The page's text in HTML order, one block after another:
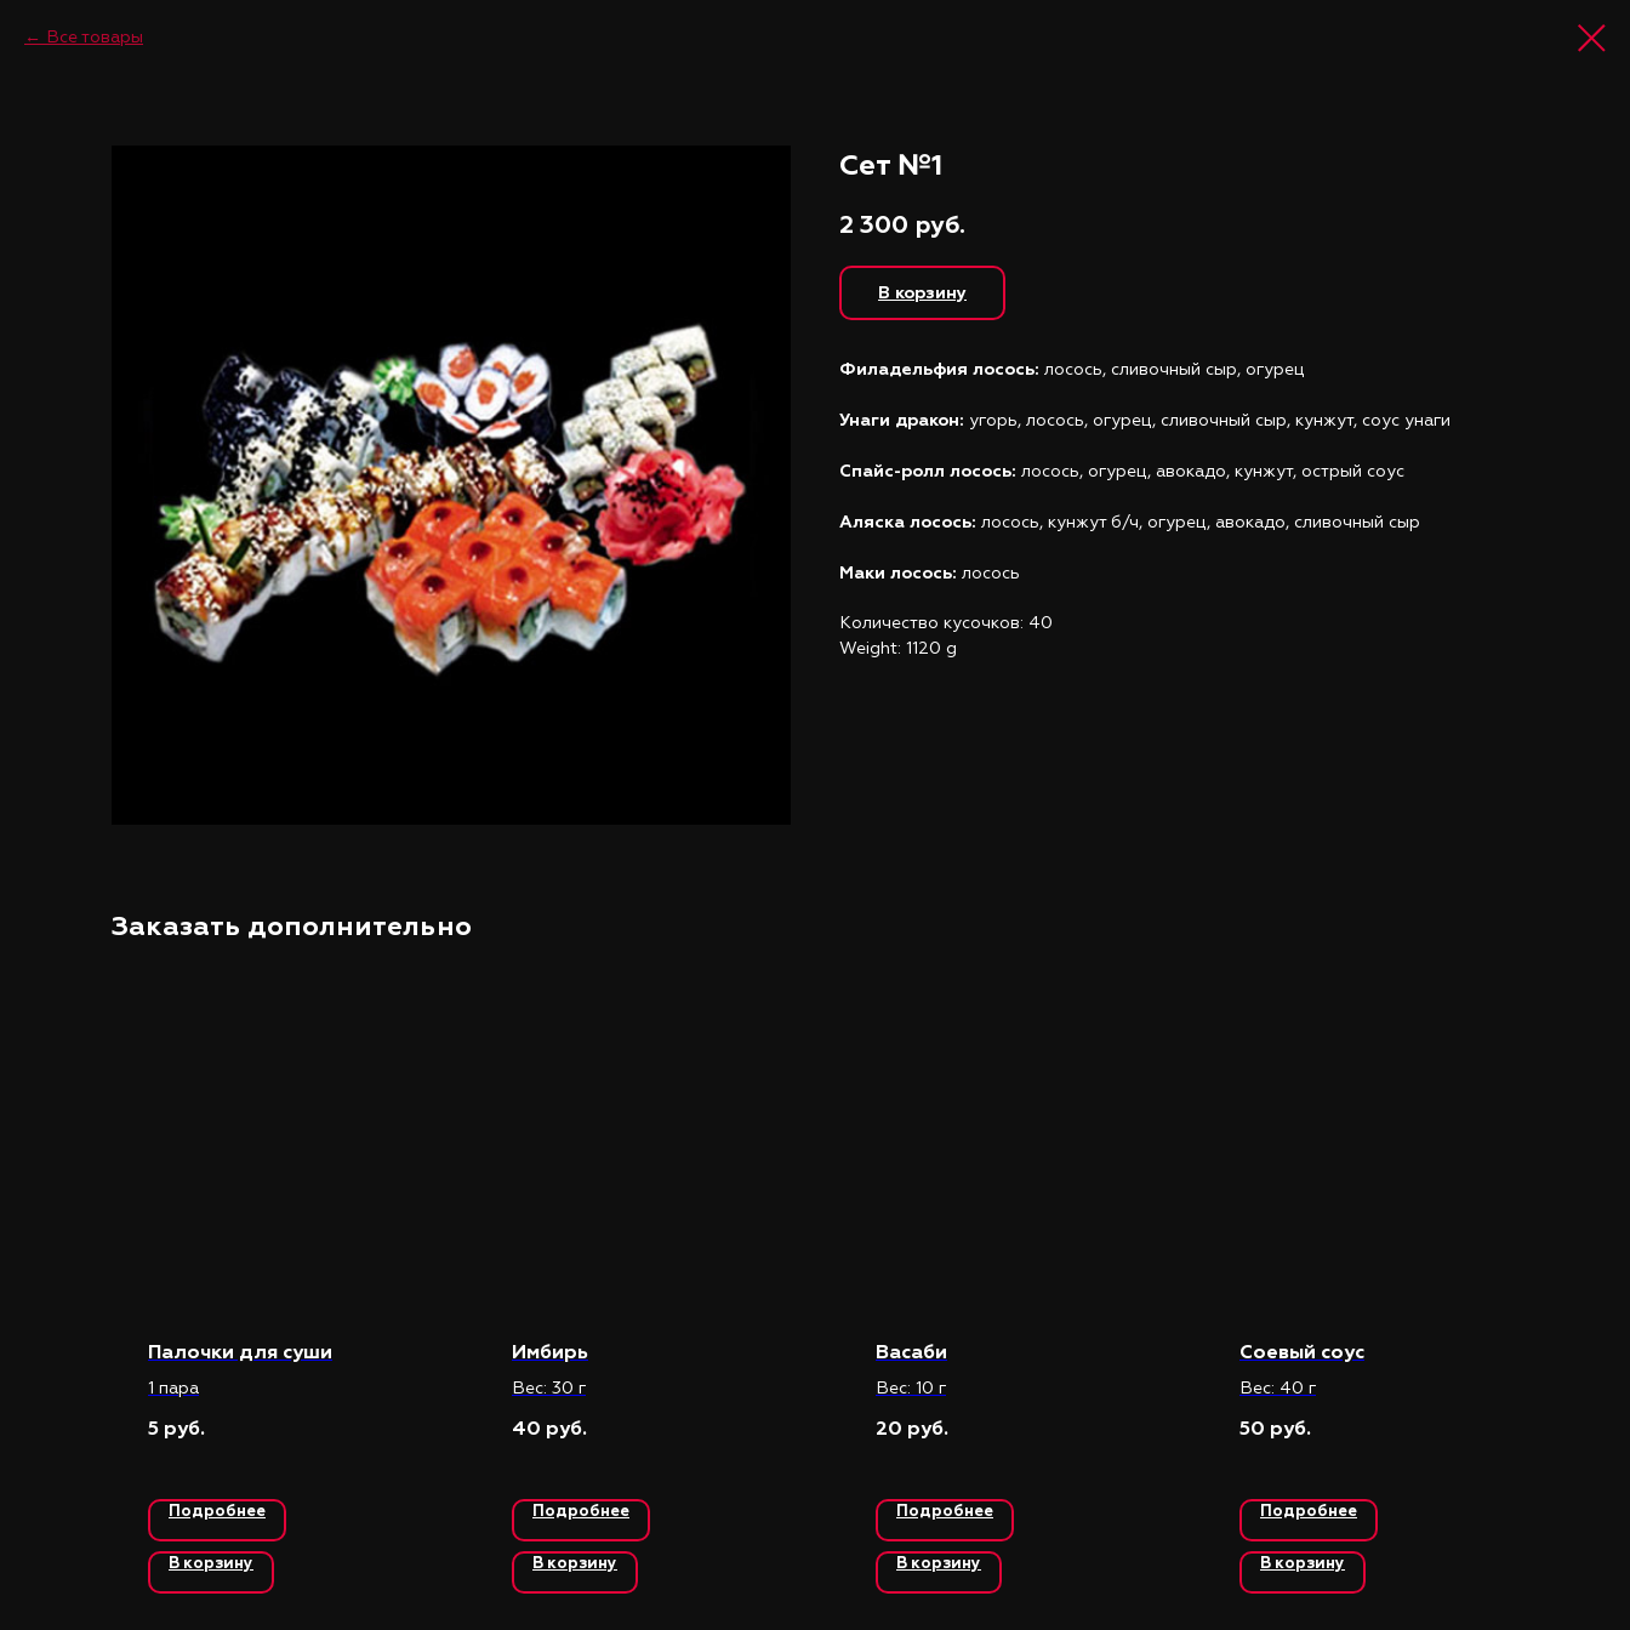
Все товары
Сет №1
2 300 руб.
В корзину
Филадельфия лосось: лосось, сливочный сыр, огурец
Унаги дракон: угорь, лосось, огурец, сливочный сыр, кунжут, соус унаги
Спайс-ролл лосось: лосось, огурец, авокадо, кунжут, острый соус
Аляска лосось: лосось, кунжут б/ч, огурец, авокадо, сливочный сыр
Маки лосось: лосось
Количество кусочков: 40
Weight: 1120 g
Заказать дополнительно
Палочки для суши
1 пара
5 руб.
Подробнее
В корзину
Имбирь
Вес: 30 г
40 руб.
Подробнее
В корзину
Васаби
Вес: 10 г
20 руб.
Подробнее
В корзину
Соевый соус
Вес: 40 г
50 руб.
Подробнее
В корзину